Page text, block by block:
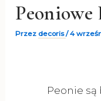
Peoniowe
Przezdecoris/4
Peonie